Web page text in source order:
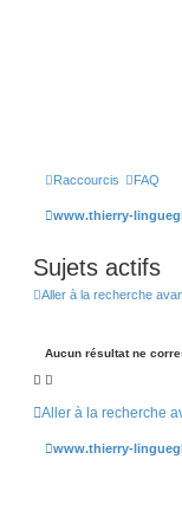
Raccourcis FAQ
www.thierry-
Sujets actifs
Aller à la recherche
Aucun résultat ne
Aller à la recherche
www.thierry-